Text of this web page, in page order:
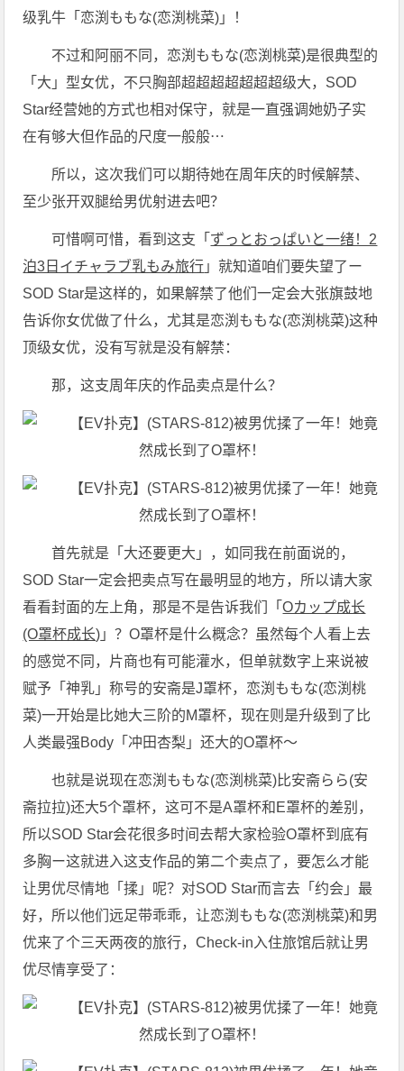
级乳牛「恋渕ももな(恋渕桃菜)」！
不过和阿丽不同，恋渕ももな(恋渕桃菜)是很典型的
「大」型女优，不只胸部超超超超超超超级大，SOD
Star经营她的方式也相对保守，就是一直强调她奶子实
在有够大但作品的尺度一般般⋯
所以，这次我们可以期待她在周年庆的时候解禁、
至少张开双腿给男优射进去吧？
可惜啊可惜，看到这支「 ずっとおっぱいと一绪！2
泊3日イチャラブ乳もみ旅行 」就知道咱们要失望了ー
SOD Star是这样的，如果解禁了他们一定会大张旗鼓地
告诉你女优做了什么，尤其是恋渕ももな(恋渕桃菜)这种
顶级女优，没有写就是没有解禁：
那，这支周年庆的作品卖点是什么？
首先就是「大还要更大」，如同我在前面说的，
SOD Star一定会把卖点写在最明显的地方，所以请大家
看看封面的左上角，那是不是告诉我们「Oカップ成长
(O罩杯成长) 」？O罩杯是什么概念？虽然每个人看上去
的感觉不同，片商也有可能灌水，但单就数字上来说被
赋予「神乳」称号的安斋是J罩杯，恋渕ももな(恋渕桃
菜)一开始是比她大三阶的M罩杯，现在则是升级到了比
人类最强Body「冲田杏梨」还大的O罩杯〜
也就是说现在恋渕ももな(恋渕桃菜)比安斋らら(安
斋拉拉)还大5个罩杯，这可不是A罩杯和E罩杯的差别，
所以SOD Star会花很多时间去帮大家检验O罩杯到底有
多胸ー这就进入这支作品的第二个卖点了，要怎么才能
让男优尽情地「揉」呢？对SOD Star而言去「约会」最
好，所以他们远足带乖乖，让恋渕ももな(恋渕桃菜)和男
优来了个三天两夜的旅行，Check-in入住旅馆后就让男
优尽情享受了：